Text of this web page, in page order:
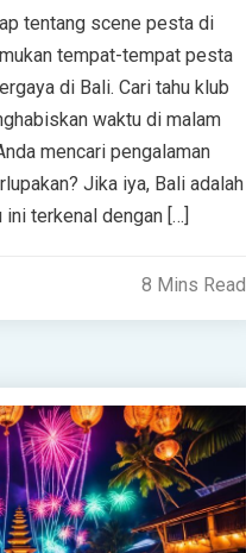
tentang scene pesta di
tempat-tempat pesta
di Bali. Cari tahu klub
waktu di malam
mencari pengalaman
Jika iya, Bali adalah
terkenal dengan […]
8 Mins Read